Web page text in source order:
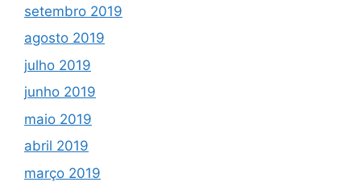
setembro 2019
agosto 2019
julho 2019
junho 2019
maio 2019
abril 2019
março 2019